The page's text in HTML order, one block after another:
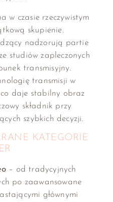
w czasie rzeczywistym
skupienie.
nadzorują partie
studiów zapleczonych
transmisyjny.
transmisji w
daje stabilny obraz
składnik przy
szybkich decyzji.
KATEGORIE
– od tradycyjnych
po zaawansowane
głównymi